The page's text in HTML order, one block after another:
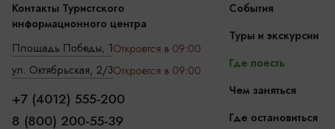
Контакты Туристского
информационного центра
Площадь Победы, 1Откроется в 09:00
ул. Октябрьская, 2/3Откроется в 09:00
+7 (4012) 555-200
8 (800) 200-55-39
События
Туры и экскурсии
Где поесть
Чем заняться
Где остановиться